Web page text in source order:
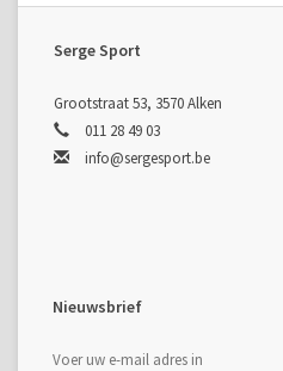
Serge Sport
Grootstraat 53, 3570 Alken
011 28 49 03
info@sergesport.be
Nieuwsbrief